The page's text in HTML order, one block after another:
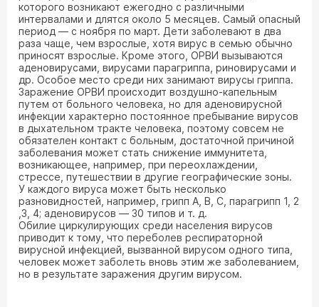
которого возникают ежегодно с различными
интервалами и длятся около 5 месяцев. Самый опасный
период — с ноября по март. Дети заболевают в два
раза чаще, чем взрослые, хотя вирус в семью обычно
приносят взрослые. Кроме этого, ОРВИ вызываются
аденовирусами, вирусами парагриппа, риновирусами и
др. Особое место среди них занимают вирусы гриппа.
Заражение ОРВИ происходит воздушно-капельным
путем от больного человека, но для аденовирусной
инфекции характерно постоянное пребывание вирусов
в дыхательном тракте человека, поэтому совсем не
обязателен контакт с больным, достаточной причиной
заболевания может стать снижение иммунитета,
возникающее, например, при переохлаждении,
стрессе, путешествии в другие географические зоны.
У каждого вируса может быть несколько
разновидностей, например, грипп А, В, С, парагрипп 1, 2
,3, 4; аденовирусов — 30 типов и т. д.
Обилие циркулирующих среди населения вирусов
приводит к тому, что переболев респираторной
вирусной инфекцией, вызванной вирусом одного типа,
человек может заболеть вновь этим же заболеванием,
но в результате заражения другим вирусом.